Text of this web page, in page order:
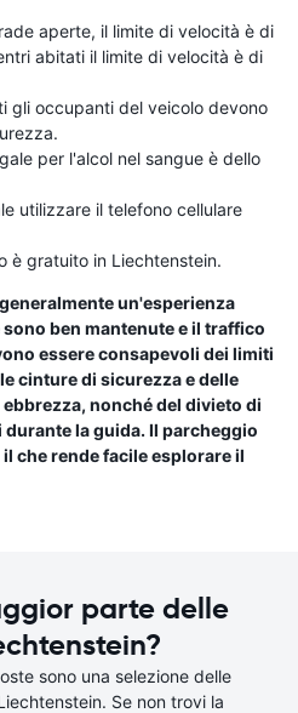
aperte, il limite di velocità è di
abitati il ​​limite di velocità è di
gli occupanti del veicolo devono
per l'alcol nel sangue è dello
utilizzare il telefono cellulare
è gratuito in Liechtenstein.
un'esperienza
ben mantenute e il traffico
essere consapevoli dei limiti
cinture di sicurezza e delle
nonché del divieto di
la guida. Il parcheggio
che rende facile esplorare il
parte delle
sono una selezione delle
Se non trovi la